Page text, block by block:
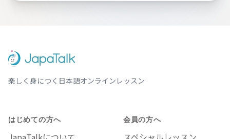
楽しく身につく日本語オンラインレッスン
はじめての方へ 会員の方へ